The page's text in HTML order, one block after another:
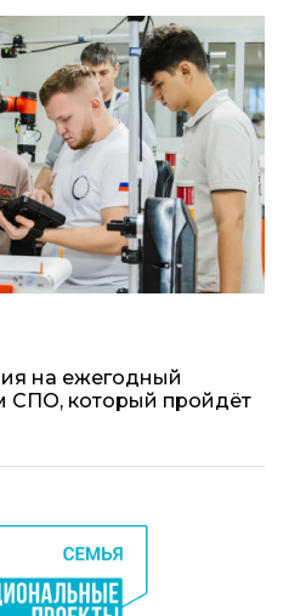
на ежегодный
СПО, который пройдёт